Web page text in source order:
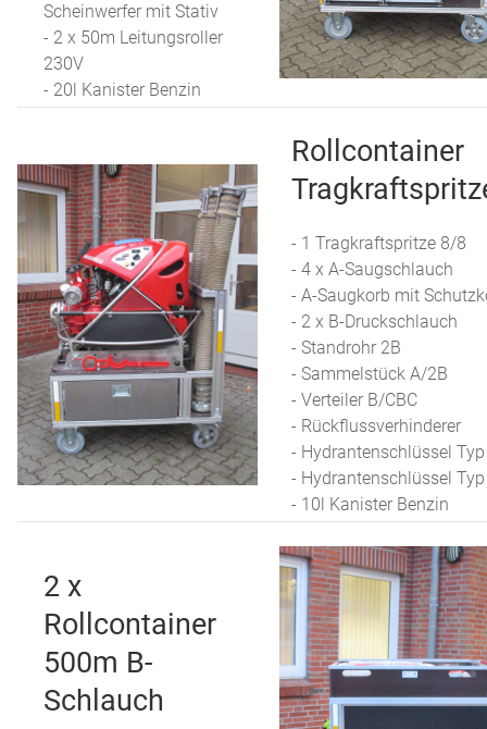
Scheinwerfer mit Stativ
- 2 x 50m Leitungsroller
230V
- 20l Kanister Benzin
Rollcontainer
- 1 Tragkraftspritze 8/8
- 4 x A-Saugschlauch
- A-Saugkorb mit
- 2 x B-Druckschlauch
- Standrohr 2B
- Sammelstück A/2B
- Verteiler B/CBC
- Rückflussverhinderer
- Hydrantenschlüssel
- Hydrantenschlüssel Typ
- 10l Kanister Benzin
2 x
Rollcontainer
500m B-
Schlauch